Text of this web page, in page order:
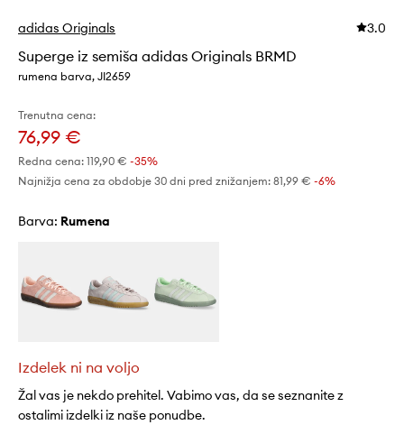
adidas Originals 3.0
Superge iz semiša adidas Originals BRMD
rumena barva, JI2659
Trenutna cena:
76,99 €
Redna cena: 119,90 € -35%
Najnižja cena za obdobje 30 dni pred znižanjem: 81,99 € -6%
Barva: rumena
Izdelek ni na voljo
Žal vas je nekdo prehitel. Vabimo vas, da se seznanite z
ostalimi izdelki iz naše ponudbe.